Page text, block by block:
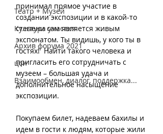
Театр + Музей
Культура участия
Архив форума 2021
цси
Взаимообмен, диалог, поддержка...
принимал прямое участие в
создании экспозиции и в какой-то
степени сам является живым
экспонатом. Ты видишь, у кого ты в
гостях!  Найти такого человека и
пригласить его сотрудничать с
музеем – большая удача и
дополнительное насыщение
экспозиции.
Покупаем билет, надеваем бахилы и
идем в гости к людям, которые жили